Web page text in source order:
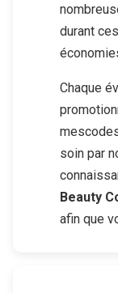
durant
Chaque
soin par
Beauty
afin que